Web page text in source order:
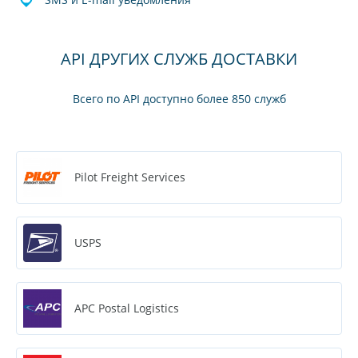
API ДРУГИХ СЛУЖБ ДОСТАВКИ
Всего по API доступно более 850 служб
Pilot Freight Services
USPS
APC Postal Logistics